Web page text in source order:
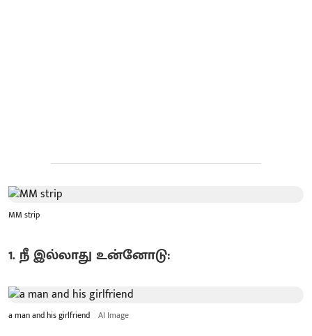
MM strip
1. நீ இல்லாது உன்னோடு:
a man and his girlfriend AI Image